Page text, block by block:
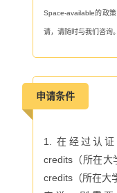
Space-available的政
请，请随时与我们咨询。
申请条件
1. 在经过认
credits （所在
credits （所在